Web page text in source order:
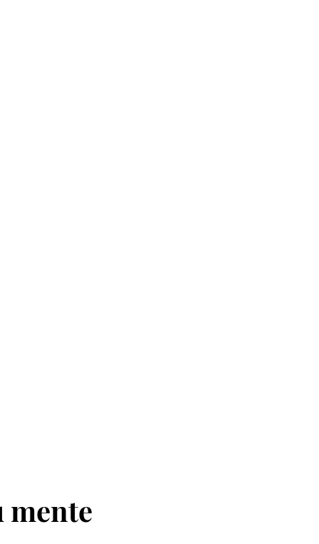
mente